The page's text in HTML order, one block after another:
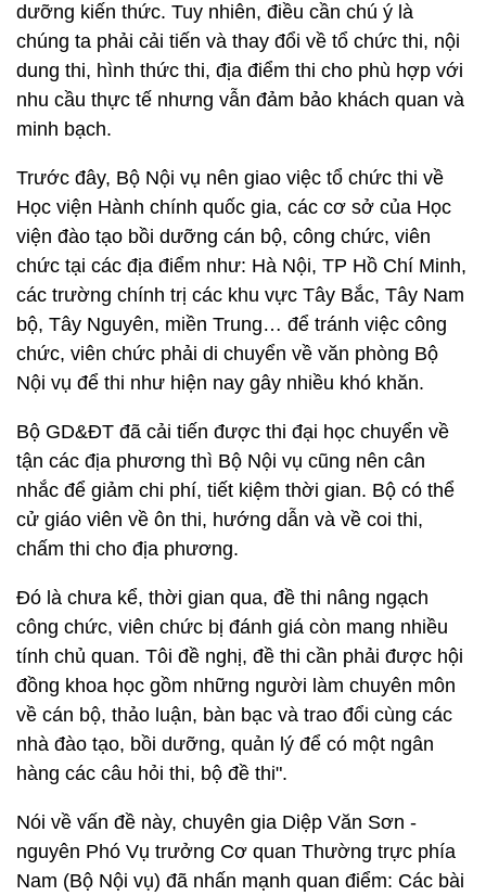
dưỡng kiến thức. Tuy nhiên, điều cần chú ý là
chúng ta phải cải tiến và thay đổi về tổ chức thi, nội
dung thi, hình thức thi, địa điểm thi cho phù hợp với
nhu cầu thực tế nhưng vẫn đảm bảo khách quan và
minh bạch.
Trước đây, Bộ Nội vụ nên giao việc tổ chức thi về
Học viện Hành chính quốc gia, các cơ sở của Học
viện đào tạo bồi dưỡng cán bộ, công chức, viên
chức tại các địa điểm như: Hà Nội, TP Hồ Chí Minh,
các trường chính trị các khu vực Tây Bắc, Tây Nam
bộ, Tây Nguyên, miền Trung… để tránh việc công
chức, viên chức phải di chuyển về văn phòng Bộ
Nội vụ để thi như hiện nay gây nhiều khó khăn.
Bộ GD&ĐT đã cải tiến được thi đại học chuyển về
tận các địa phương thì Bộ Nội vụ cũng nên cân
nhắc để giảm chi phí, tiết kiệm thời gian. Bộ có thể
cử giáo viên về ôn thi, hướng dẫn và về coi thi,
chấm thi cho địa phương.
Đó là chưa kể, thời gian qua, đề thi nâng ngạch
công chức, viên chức bị đánh giá còn mang nhiều
tính chủ quan. Tôi đề nghị, đề thi cần phải được hội
đồng khoa học gồm những người làm chuyên môn
về cán bộ, thảo luận, bàn bạc và trao đổi cùng các
nhà đào tạo, bồi dưỡng, quản lý để có một ngân
hàng các câu hỏi thi, bộ đề thi".
Nói về vấn đề này, chuyên gia Diệp Văn Sơn -
nguyên Phó Vụ trưởng Cơ quan Thường trực phía
Nam (Bộ Nội vụ) đã nhấn mạnh quan điểm: Các bài